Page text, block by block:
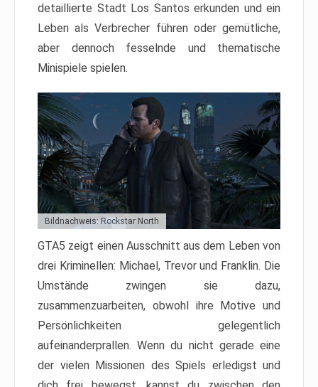
detaillierte Stadt Los Santos erkunden und ein
Leben als Verbrecher führen oder gemütliche,
aber dennoch fesselnde und thematische
Minispiele spielen.
Bildnachweis: Rockstar North
GTA5 zeigt einen Ausschnitt aus dem Leben von
drei Kriminellen: Michael, Trevor und Franklin. Die
Umstände zwingen sie dazu,
zusammenzuarbeiten, obwohl ihre Motive und
Persönlichkeiten gelegentlich
aufeinanderprallen. Wenn du nicht gerade eine
der vielen Missionen des Spiels erledigst und